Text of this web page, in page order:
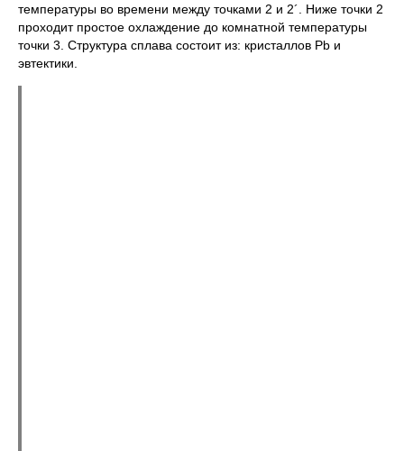
температуры во времени между точками 2 и 2´. Ниже точки 2
проходит простое охлаждение до комнатной температуры
точки 3. Структура сплава состоит из: кристаллов Pb и
эвтектики.